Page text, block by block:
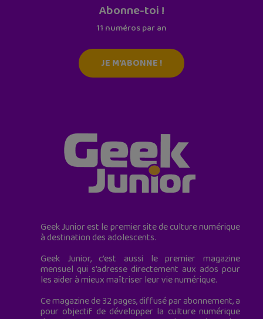
Abonne-toi !
11 numéros par an
JE M'ABONNE !
Geek Junior est le premier site de culture numérique
à destination des adolescents.
Geek Junior, c’est aussi le premier magazine
mensuel qui s’adresse directement aux ados pour
les aider à mieux maîtriser leur vie numérique.
Ce magazine de 32 pages, diffusé par abonnement, a
pour objectif de développer la culture numérique